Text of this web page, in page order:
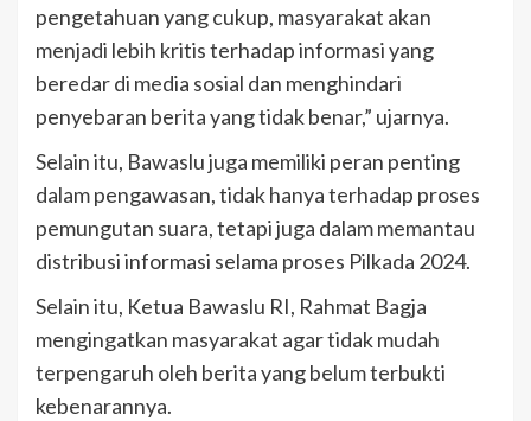
pengetahuan yang cukup, masyarakat akan
menjadi lebih kritis terhadap informasi yang
beredar di media sosial dan menghindari
penyebaran berita yang tidak benar,” ujarnya.
Selain itu, Bawaslu juga memiliki peran penting
dalam pengawasan, tidak hanya terhadap proses
pemungutan suara, tetapi juga dalam memantau
distribusi informasi selama proses Pilkada 2024.
Selain itu, Ketua Bawaslu RI, Rahmat Bagja
mengingatkan masyarakat agar tidak mudah
terpengaruh oleh berita yang belum terbukti
kebenarannya.